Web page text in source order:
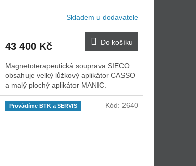
Skladem u dodavatele
43 400 Kč Do košíku
Magnetoterapeutická souprava SIECO
obsahuje velký lůžkový aplikátor CASSO
a malý plochý aplikátor MANIC.
Provádíme BTK a SERVIS Kód: 2640